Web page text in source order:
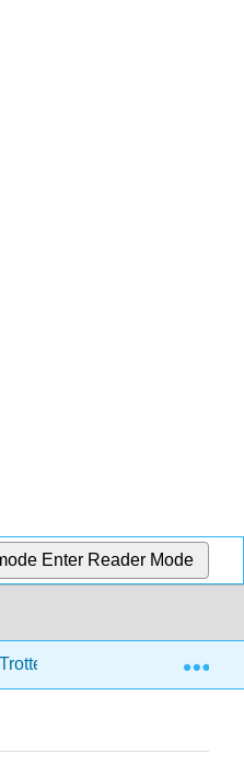
Enter Reader Mode
8: